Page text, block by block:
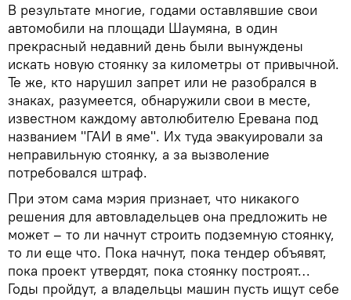
В результате многие, годами оставлявшие свои
автомобили на площади Шаумяна, в один
прекрасный недавний день были вынуждены
искать новую стоянку за километры от привычной.
Те же, кто нарушил запрет или не разобрался в
знаках, разумеется, обнаружили свои в месте,
известном каждому автолюбителю Еревана под
названием "ГАИ в яме". Их туда эвакуировали за
неправильную стоянку, а за вызволение
потребовался штраф.
При этом сама мэрия признает, что никакого
решения для автовладельцев она предложить не
может – то ли начнут строить подземную стоянку,
то ли еще что. Пока начнут, пока тендер объявят,
пока проект утвердят, пока стоянку построят…
Годы пройдут, а владельцы машин пусть ищут себе